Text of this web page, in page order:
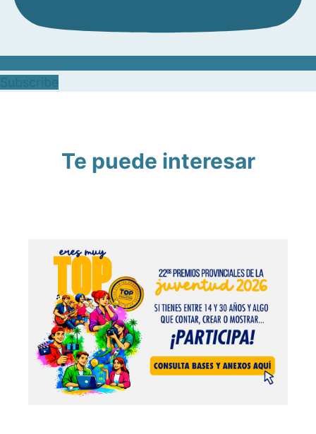
Te puede interesar